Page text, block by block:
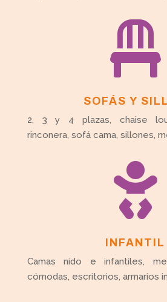

SOFÁS Y
2, 3 y 4 plazas, chaise
rinconera, sofá cama, sillones,

INFANTIL
Camas nido e infantiles,
cómodas, escritorios, armarios